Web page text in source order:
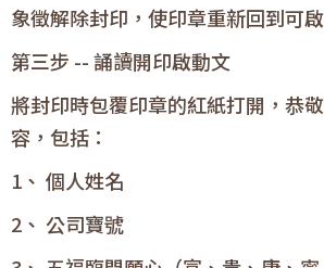
象徵解除封印，使印章重新回到可
第三步 -- 誦讀開印啟動文
將封印時包覆印章的紅紙打開，恭
容，包括：
1、 個人姓名
2、 公司寶號